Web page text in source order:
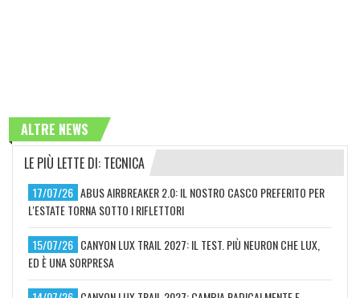
ALTRE NEWS
LE PIÙ LETTE DI: TECNICA
17/07/26 ABUS AIRBREAKER 2.0: IL NOSTRO CASCO PREFERITO PER
L'ESTATE TORNA SOTTO I RIFLETTORI
15/07/26 CANYON LUX TRAIL 2027: IL TEST. PIÙ NEURON CHE LUX,
ED È UNA SORPRESA